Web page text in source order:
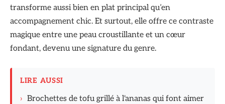
transforme aussi bien en plat principal qu’en
accompagnement chic. Et surtout, elle offre ce contraste
magique entre une peau croustillante et un cœur
fondant, devenu une signature du genre.
LIRE AUSSI
› Brochettes de tofu grillé à l'ananas qui font aimer